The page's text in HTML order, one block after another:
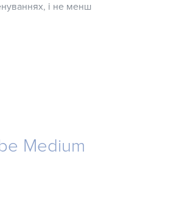
і не менш
Medium